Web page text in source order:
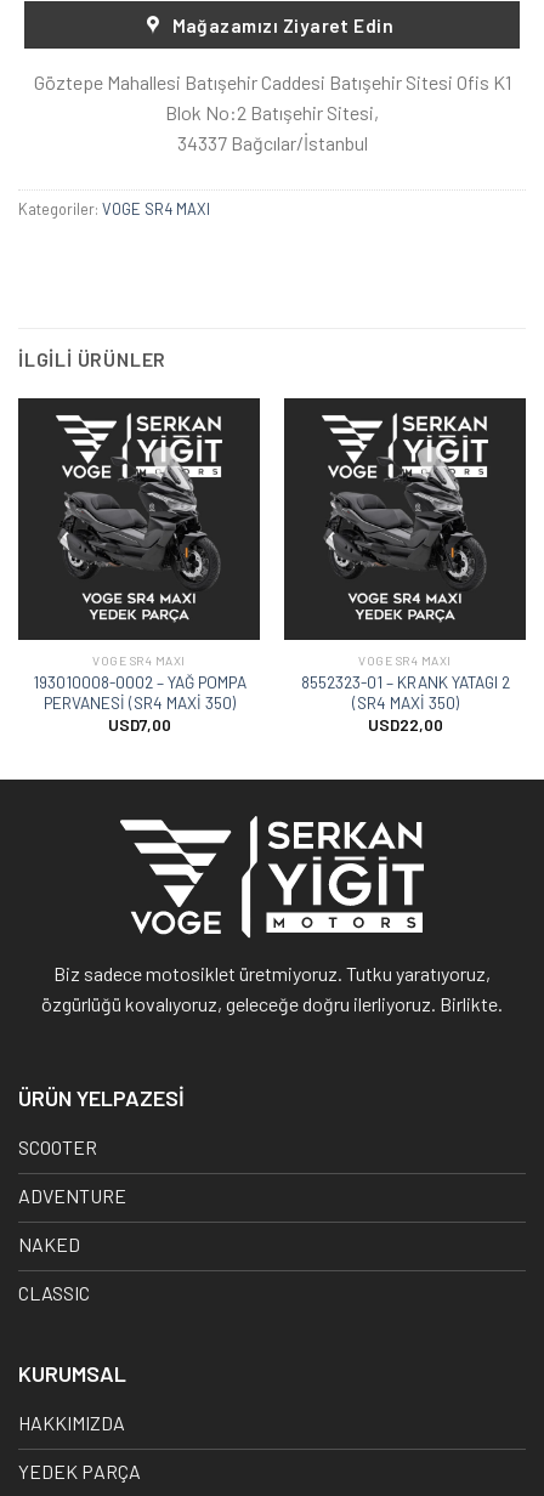
Mağazamızı Ziyaret Edin
Göztepe Mahallesi Batışehir Caddesi Batışehir Sitesi Ofis K1
Blok No:2 Batışehir Sitesi,
34337 Bağcılar/İstanbul
Kategoriler: VOGE SR4 MAXI
İLGILI ÜRÜNLER
VOGE SR4 MAXI
193010008-0002 – YAĞ POMPA
PERVANESİ (SR4 MAXİ 350)
USD7,00
VOGE SR4 MAXI
8552323-01 – KRANK YATAGI 2
(SR4 MAXİ 350)
USD22,00
Biz sadece motosiklet üretmiyoruz. Tutku yaratıyoruz,
özgürlüğü kovalıyoruz, geleceğe doğru ilerliyoruz. Birlikte.
ÜRÜN YELPAZESİ
SCOOTER
ADVENTURE
NAKED
CLASSIC
KURUMSAL
HAKKIMIZDA
YEDEK PARÇA